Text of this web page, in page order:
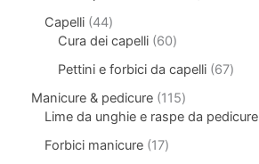
Capelli 44
Cura dei capelli 60
Pettini e forbici da capelli 67
Manicure & pedicure 115
Lime da unghie e raspe da pedicure
Forbici manicure 17